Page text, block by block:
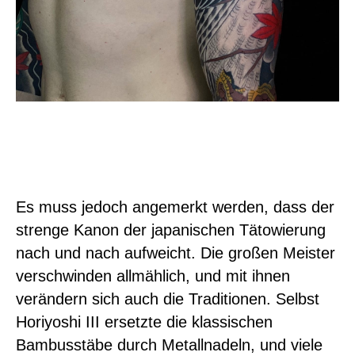
Es muss jedoch angemerkt werden, dass der
strenge Kanon der japanischen Tätowierung
nach und nach aufweicht. Die großen Meister
verschwinden allmählich, und mit ihnen
verändern sich auch die Traditionen. Selbst
Horiyoshi III ersetzte die klassischen
Bambusstäbe durch Metallnadeln, und viele